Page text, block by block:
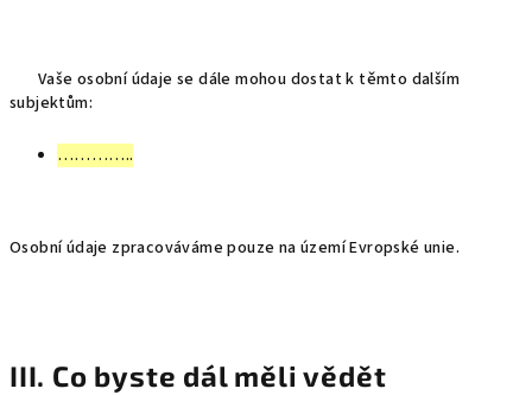
Vaše osobní údaje se dále mohou dostat k těmto dalším
subjektům:
…………..
Osobní údaje zpracováváme pouze na území Evropské unie.
III. Co byste dál měli vědět